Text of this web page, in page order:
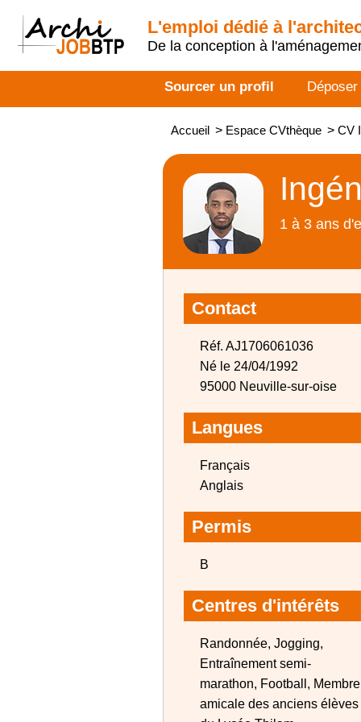
L'emploi dédié à
De la conception à
Sourcer un profil
Accueil > Espace CVthèque > CV
1 à 3 ans
Contact
Réf. AJ1706061036
Né le 24/04/1992
95000 Neuville-sur-oise
Langues
Français
Anglais
Permis
B
Centres d'intérêts
Randonnée, Jogging,
Entraînement semi-
marathon, Football, Membre
amicale des anciens élèves